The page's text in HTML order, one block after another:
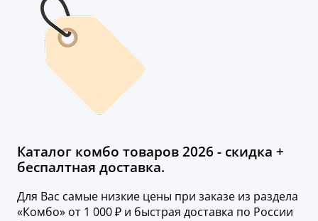
Каталог комбо товаров 2026 - скидка +
беспалтная доставка.
Для Вас самые низкие цены при заказе из раздела
«Комбо» от 1 000 ₽ и быстрая доставка по России